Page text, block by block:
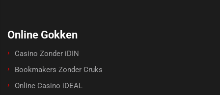
Online Gokken
Casino Zonder iDIN
Bookmakers Zonder Cruks
Online Casino iDEAL